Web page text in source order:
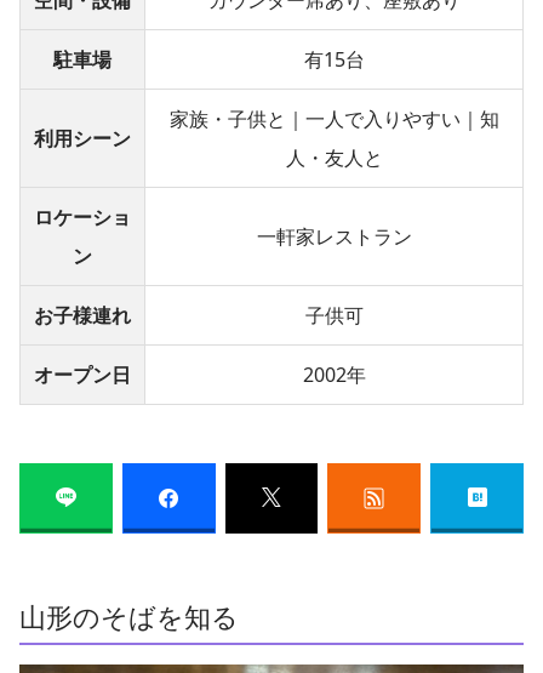
駐車場 有15台
利用シーン
家族・子供と｜一人で入りやすい｜知
人・友人と
ロケーショ
ン
一軒家レストラン
お子様連れ 子供可
オープン日 2002年
山形のそばを知る